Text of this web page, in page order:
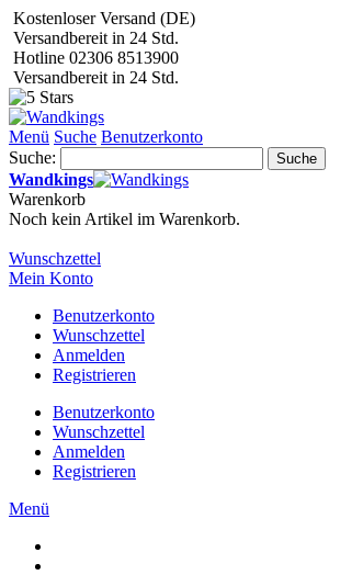
Kostenloser Versand (DE)
Versandbereit in 24 Std.
Hotline 02306 8513900
Versandbereit in 24 Std.
Menü Suche Benutzerkonto
Suche:
Suche
Wandkings
Warenkorb
Noch kein Artikel im Warenkorb.
Wunschzettel
Mein Konto
Benutzerkonto
Wunschzettel
Anmelden
Registrieren
Benutzerkonto
Wunschzettel
Anmelden
Registrieren
Menü